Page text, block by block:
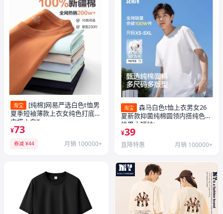
淘宝
[纯棉]网易严选白色t恤男
夏季短袖薄款上衣女纯色打底衫
内搭小白T
¥73
券减 ¥44 月销 100000+
淘宝
森马白色t恤上衣男女26
夏新款抑菌纯棉圆领内搭纯色体
恤男士短袖t
¥39
直降特惠 月销 100000+